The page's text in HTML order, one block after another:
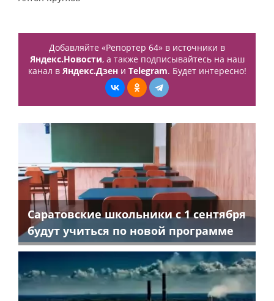
Добавляйте «Репортер 64» в источники в
Яндекс.Новости, а также подписывайтесь на наш
канал в Яндекс.Дзени Telegram. Будет интересно!
Саратовские школьники с 1 сентября
будут учиться по новой программе